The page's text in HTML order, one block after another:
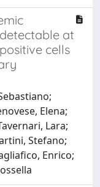
at
cells
Elena;
Lara;
Stefano;
Enrico;